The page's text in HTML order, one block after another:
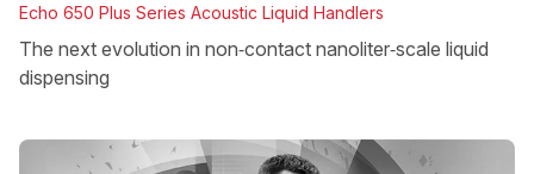
Echo 650 Plus Series Acoustic Liquid Handlers
The next evolution in non‑contact nanoliter‑scale liquid
dispensing